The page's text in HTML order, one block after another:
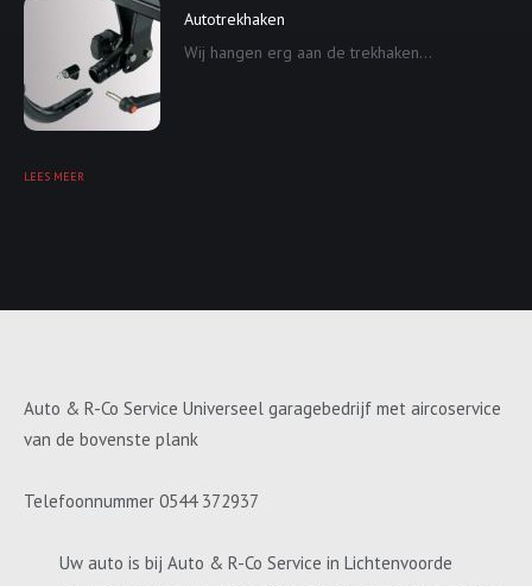
Autotrekhaken
Wij hangen erg aan de trekhaken...
LEES MEER
Auto & R-Co Service Universeel garagebedrijf met aircoservice
van de bovenste plank
Telefoonnummer 0544 372937
Uw auto is bij Auto & R-Co Service in Lichtenvoorde